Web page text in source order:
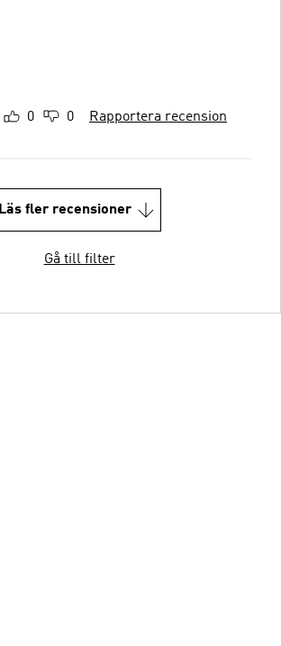
0 0 Rapportera recension
Läs fler recensioner
Gå till filter